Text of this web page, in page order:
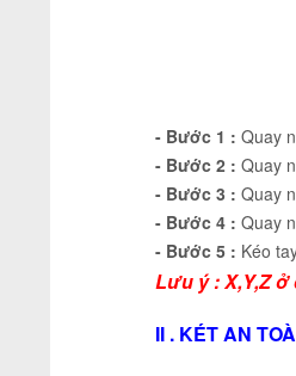
- Bước 1 : Quay
- Bước 2 : Quay
- Bước 3 : Quay
- Bước 4 : Quay
- Bước 5 : Kéo
Lưu ý : X,Y,Z
II . KÉT AN